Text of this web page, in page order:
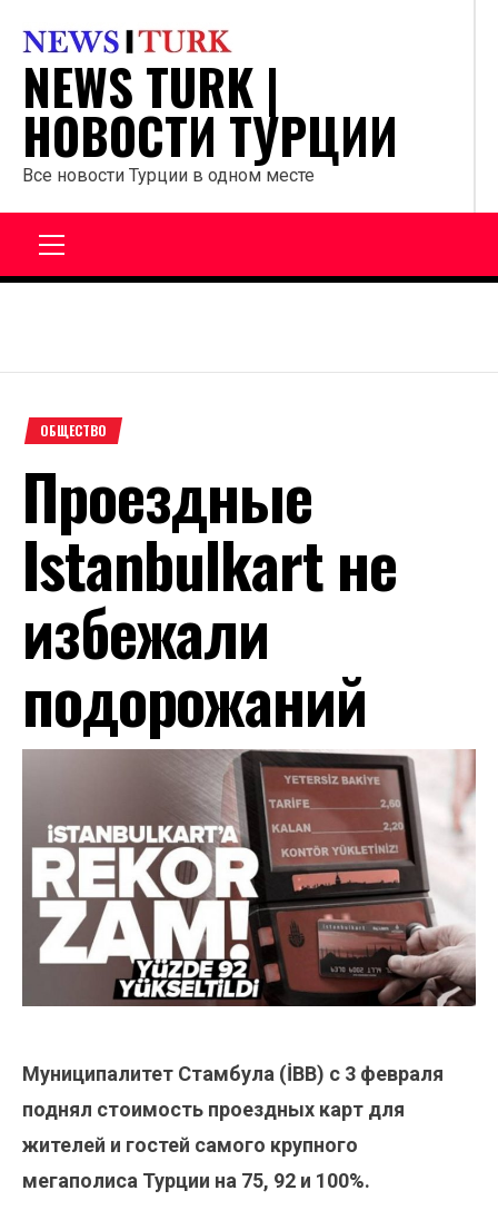
содержанию
NEWS TURK |
НОВОСТИ ТУРЦИИ
Все новости Турции в одном месте
ОБЩЕСТВО
Проездные
Istanbulkart не
избежали
подорожаний
Муниципалитет Стамбула (İBB) с 3 февраля
поднял стоимость проездных карт для
жителей и гостей самого крупного
мегаполиса Турции на 75, 92 и 100%.